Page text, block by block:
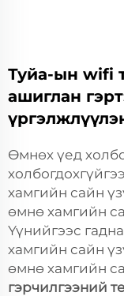
Туйа-ын wifi
ашиглан
Өмнөх үед
хамгийн сайн
өмнө хамгийн
Үүнийгээс
хамгийн сайн
өмнө хамгийн
гэрчилгээний